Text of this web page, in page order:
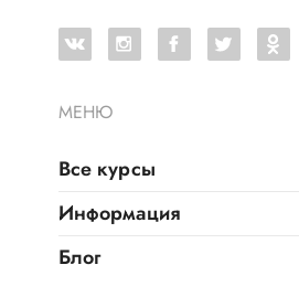
МЕНЮ
Все курсы
Информация
Блог